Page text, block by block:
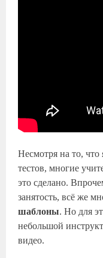
Несмотря на то,
тестов, многие
это сделано.
занятость, всё же
шаблоны. Но для
небольшой
видео.